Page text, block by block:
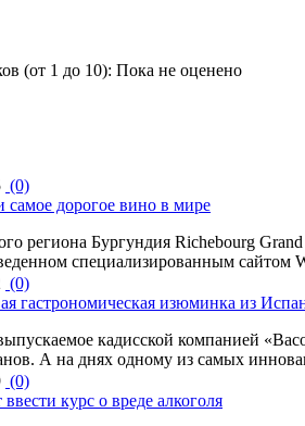
(от 1 до 10): Пока не оценено
(0)
самое дорогое вино в мире
региона Бургундия Richebourg
специализированным сайтом
(0)
гастрономическая изюминка из
кадисской компанией
А на днях одному из самых
(0)
курс о вреде алкоголя